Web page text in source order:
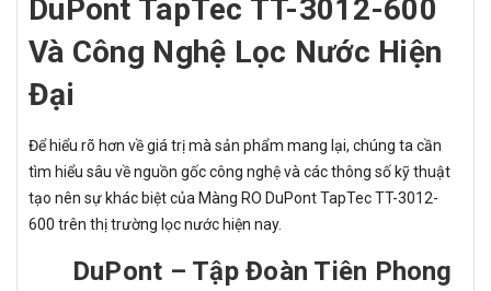
DuPont TapTec TT-3012-600
Và Công Nghệ Lọc Nước Hiện
Đại
Để hiểu rõ hơn về giá trị mà sản phẩm mang lại, chúng ta cần
tìm hiểu sâu về nguồn gốc công nghệ và các thông số kỹ thuật
tạo nên sự khác biệt của Màng RO DuPont TapTec TT-3012-
600 trên thị trường lọc nước hiện nay.
DuPont – Tập Đoàn Tiên Phong